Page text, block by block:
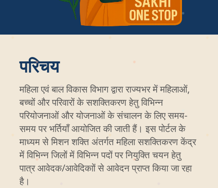
परिचय
महिला एवं बाल विकास विभाग द्वारा राज्यभर में महिलाओं,
बच्चों और परिवारों के सशक्तिकरण हेतु विभिन्न
परियोजनाओं और योजनाओं के संचालन के लिए समय-
समय पर भर्तियाँ आयोजित की जाती हैं। इस पोर्टल के
माध्यम से मिशन शक्ति अंतर्गत महिला सशक्तिकरण केंद्र
में विभिन्न जिलों में विभिन्न पदों पर नियुक्ति चयन हेतु
पात्र आवेदक/आवेदिकाों से आवेदन प्राप्त किया जा रहा
है।